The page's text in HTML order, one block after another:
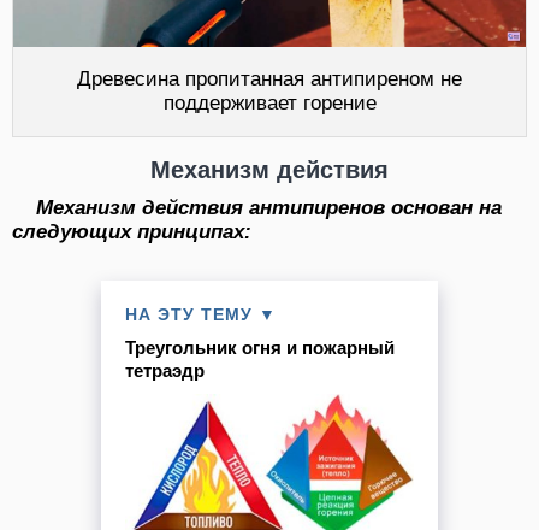
Древесина пропитанная антипиреном не
поддерживает горение
Механизм действия
Механизм действия антипиренов основан на
следующих принципах:
НА ЭТУ ТЕМУ ▼
Треугольник огня и пожарный
тетраэдр